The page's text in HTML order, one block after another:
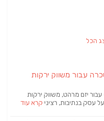
הכל
עבור משווק ירקות
יזם מרהט, משווק ירקות
עסק בנתיבות, רציני קרא עוד